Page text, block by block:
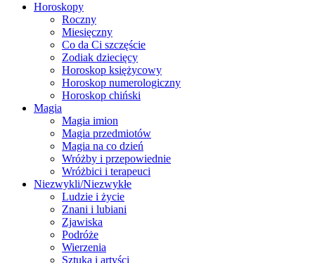
Horoskopy
Roczny
Miesięczny
Co da Ci szczęście
Zodiak dziecięcy
Horoskop księżycowy
Horoskop numerologiczny
Horoskop chiński
Magia
Magia imion
Magia przedmiotów
Magia na co dzień
Wróżby i przepowiednie
Wróżbici i terapeuci
Niezwykli/Niezwykłe
Ludzie i życie
Znani i lubiani
Zjawiska
Podróże
Wierzenia
Sztuka i artyści